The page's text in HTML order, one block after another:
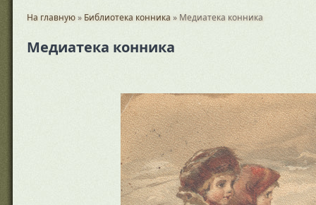
На главную» Библиотека конника » Медиатека конника
Медиатека конника